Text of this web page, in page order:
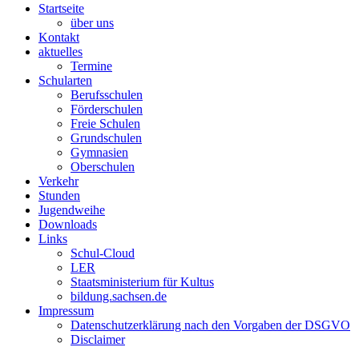
Startseite
über uns
Kontakt
aktuelles
Termine
Schularten
Berufsschulen
Förderschulen
Freie Schulen
Grundschulen
Gymnasien
Oberschulen
Verkehr
Stunden
Jugendweihe
Downloads
Links
Schul-Cloud
LER
Staatsministerium für Kultus
bildung.sachsen.de
Impressum
Datenschutzerklärung nach den Vorgaben der DSGVO
Disclaimer